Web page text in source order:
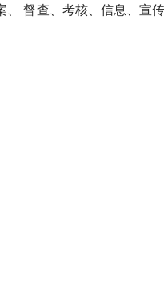
督查、考核、信息、宣